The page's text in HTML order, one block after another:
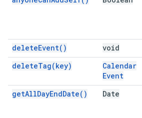
deleteEvent( ) void
deleteTag(key)
Calendar
Event
getAllDayEndDate( ) Date